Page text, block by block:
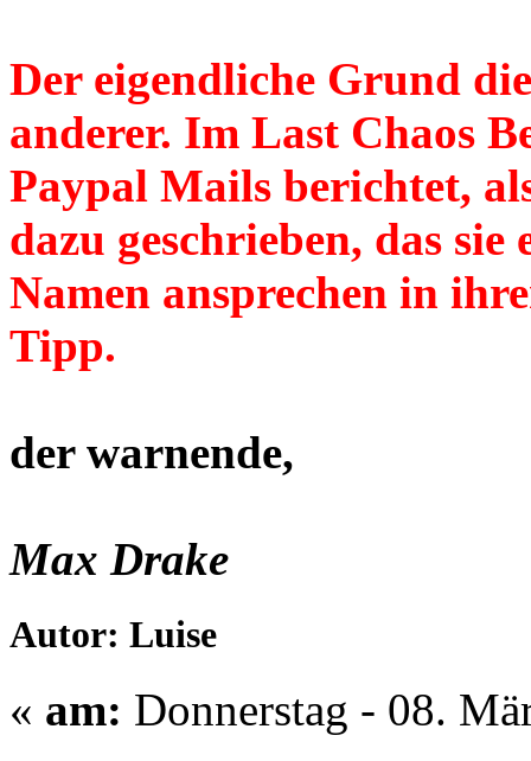
Der eigendliche Grund
anderer. Im Last Chaos
Paypal Mails berichtet,
dazu geschrieben, das
Namen ansprechen in
Tipp.
der warnende,
Max Drake
Autor: Luise
« am: Donnerstag - 08.